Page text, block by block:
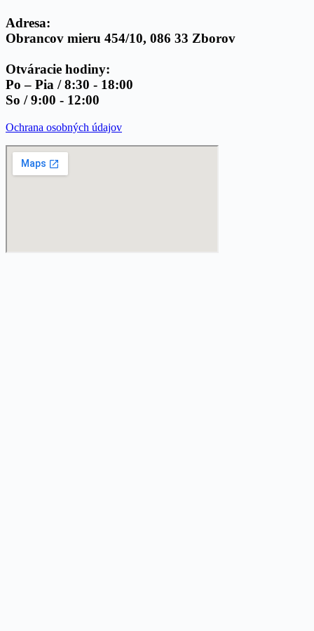
Adresa:
Obrancov mieru 454/10, 086 33 Zborov
Otváracie hodiny:
Po – Pia / 8:30 - 18:00
So / 9:00 - 12:00
Ochrana osobných údajov